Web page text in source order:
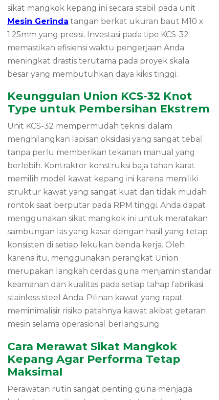
sikat mangkok kepang ini secara stabil pada unit
Mesin Gerinda tangan berkat ukuran baut M10 x
1.25mm yang presisi. Investasi pada tipe KCS-32
memastikan efisiensi waktu pengerjaan Anda
meningkat drastis terutama pada proyek skala
besar yang membutuhkan daya kikis tinggi.
Keunggulan Union KCS-32 Knot
Type untuk Pembersihan Ekstrem
Unit KCS-32 mempermudah teknisi dalam
menghilangkan lapisan oksidasi yang sangat tebal
tanpa perlu memberikan tekanan manual yang
berlebih. Kontraktor konstruksi baja tahan karat
memilih model kawat kepang ini karena memiliki
struktur kawat yang sangat kuat dan tidak mudah
rontok saat berputar pada RPM tinggi. Anda dapat
menggunakan sikat mangkok ini untuk meratakan
sambungan las yang kasar dengan hasil yang tetap
konsisten di setiap lekukan benda kerja. Oleh
karena itu, menggunakan perangkat Union
merupakan langkah cerdas guna menjamin standar
keamanan dan kualitas pada setiap tahap fabrikasi
stainless steel Anda. Pilinan kawat yang rapat
meminimalisir risiko patahnya kawat akibat getaran
mesin selama operasional berlangsung.
Cara Merawat Sikat Mangkok
Kepang Agar Performa Tetap
Maksimal
Perawatan rutin sangat penting guna menjaga